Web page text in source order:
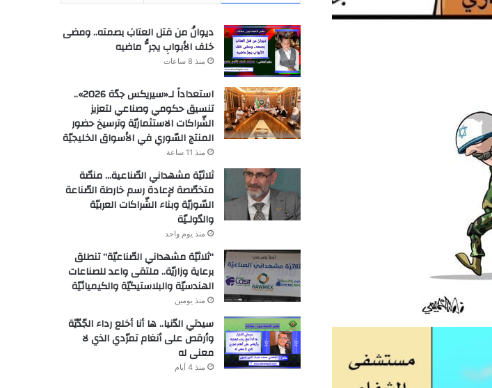
ديوانُ من قتل العتابَ بصمته.. ومضى
خلف الأبوابِ يجرُّ ماضيه
منذ 8 ساعات
استعداداً لـ«سيريكس جدّة 2026»..
تنسيق حكومي وصناعي لتعزيز
الشّراكات الاستثماريّة وترسيخ حضور
المنتج السّوري في الأسواق الخليجيّة
منذ 11 ساعة
ثلاثيّة مشهداني الصّناعية… منصّة
متخصّصة لإعادة رسم خارطة الصّناعة
السّوريّة وبناء الشّراكات العربيّة
والدّولـيّة
منذ يوم واحد
“ثلاثيّة مشهداني الصّناعيّة” تنطلق
برعاية وزاريّة.. ملتقى واعد للصناعات
الهندسيّة والبلاستيكيّة والكيميائيّة
منذ يومين
سيدتي الدّنيا.. ها أنا أخلع رداء الجّدّيّة
وأرقص على أنغام تمرّدي الذي لا
معنى له
منذ 4 أيام